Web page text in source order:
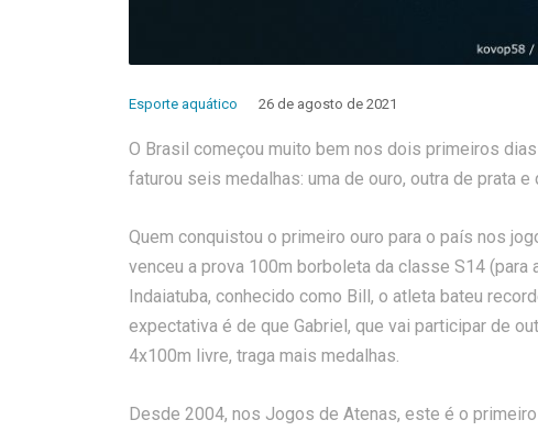
Esporte aquático 26 de agosto de 2021
O Brasil começou muito bem nos dois primeiros
faturou seis medalhas: uma de ouro, outra de prata e
Quem conquistou o primeiro ouro para o país nos
venceu a prova 100m borboleta da classe S14
Indaiatuba, conhecido como Bill, o atleta bateu
expectativa é de que Gabriel, que vai participar de
4x100m livre, traga mais medalhas.
Desde 2004, nos Jogos de Atenas, este é o